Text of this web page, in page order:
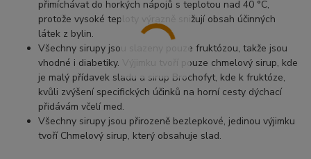
přimíchávat do horkých nápojů s teplotou nad 40 °C,
protože vysoké teploty výrazně snižují obsah účinných
látek z bylin.
Všechny sirupy jsou slazeny pouze fruktózou, takže jsou
vhodné i diabetiky. Výjimku tvoří pouze chmelový sirup, kde
je malý přídavek sladu a sirup Brochofyt, kde k fruktóze,
kvůli zvýšení specifických účinků na horní cesty dýchací
přidávám včelí med.
Všechny sirupy jsou přirozeně bezlepkové, jedinou výjimku
tvoří Chmelový sirup, který obsahuje slad.